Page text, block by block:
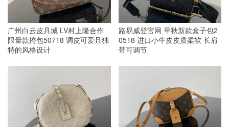
广州白云皮具城 LV村上隆合作
限量款挎包50718 调皮可爱且独
特的风格设计
路易威登官网 早秋新款盒子包2
0518 进口小牛皮皮质柔软 长肩
带可调节